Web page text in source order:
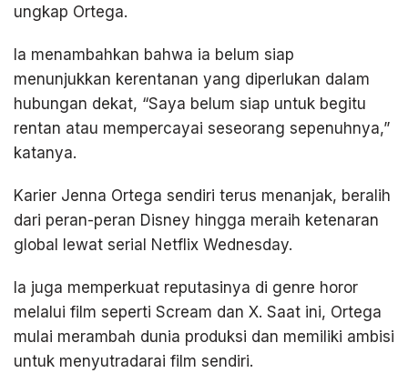
ungkap Ortega.
Ia menambahkan bahwa ia belum siap
menunjukkan kerentanan yang diperlukan dalam
hubungan dekat, “Saya belum siap untuk begitu
rentan atau mempercayai seseorang sepenuhnya,”
katanya.
Karier Jenna Ortega sendiri terus menanjak, beralih
dari peran-peran Disney hingga meraih ketenaran
global lewat serial Netflix Wednesday.
Ia juga memperkuat reputasinya di genre horor
melalui film seperti Scream dan X. Saat ini, Ortega
mulai merambah dunia produksi dan memiliki ambisi
untuk menyutradarai film sendiri.